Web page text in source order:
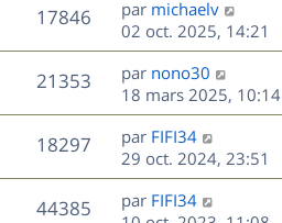
e
s
n
i
e
r
m
e
s
s
a
g
17846V
u
e
s
D
e
r
n
i
e
r
m
e
s
par michaelv
02 oct. 2025, 14:21
21353V
u
D
e
r
n
i
e
r
par nono30
18 mars 2025, 10:14
18297V
u
D
e
r
n
par FIFI34
29 oct. 2024, 23:51
44385V
D
par FIFI34